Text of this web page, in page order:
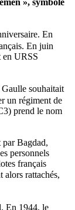
», symbole
En
En juin
en URSS
souhaitait
un régiment de
prend le nom
par Bagdad,
personnels
français
alors rattachés,
En 1944, le